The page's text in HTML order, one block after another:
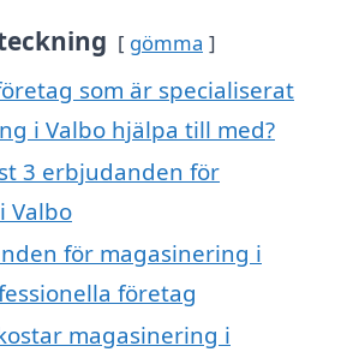
gömma
som är specialiserat
i Valbo hjälpa till med?
3 erbjudanden för
Valbo
för magasinering i
företag
magasinering i